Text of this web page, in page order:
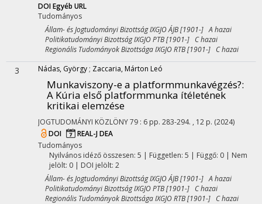
DOIEgyéb URL
Tudományos
Állam- és Jogtudományi Bizottság IXGJO ÁJB [1901-] A hazai
Politikatudományi Bizottság IXGJO PTB [1901-] C hazai
Regionális Tudományok Bizottsága IXGJO RTB [1901-] C hazai
3 Nádas, György ; Zaccaria, Márton Leó
Munkaviszony-e a platformmunkavégzés?:
A Kúria első platformmunka ítéletének
kritikai elemzése
JOGTUDOMÁNYI KÖZLÖNY79 : 6 pp. 283-294. , 12 p. (2024)
DOI
REAL-JDEA
Tudományos
Nyilvános idéző összesen: 5 | Független: 5 | Függő: 0 | Nem
jelölt: 0 | DOI jelölt: 2
Állam- és Jogtudományi Bizottság IXGJO ÁJB [1901-] A hazai
Politikatudományi Bizottság IXGJO PTB [1901-] C hazai
Regionális Tudományok Bizottsága IXGJO RTB [1901-] C hazai